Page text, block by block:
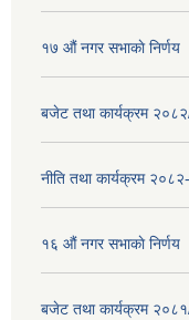
१७ ‌‍औं नगर सभाकाे निर्णय
बजेट तथा कार्यक्रम
नीति तथा कार्यक्रम
१६ ‌औं नगर सभाकाे निर्णय
बजेट तथा कार्यक्रम